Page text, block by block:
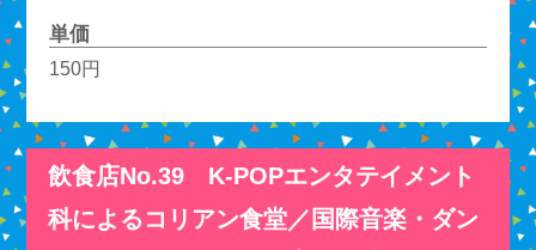
単価
150円
飲食店No.39 K-POPエンタテイメント
科によるコリアン食堂／国際音楽・ダン